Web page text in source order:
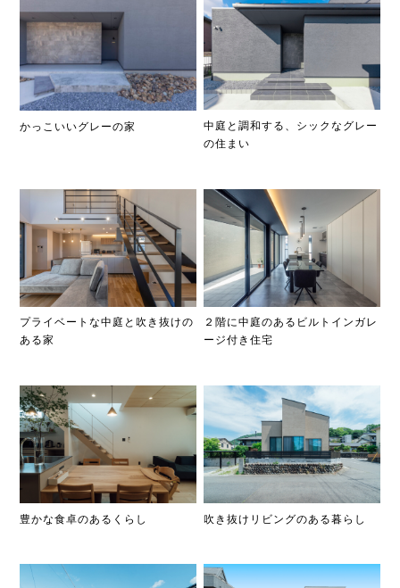
かっこいいグレーの家
中庭と調和する、シックなグレー
の住まい
プライベートな中庭と吹き抜けの
ある家
２階に中庭のあるビルトインガレ
ージ付き住宅
豊かな食卓のあるくらし 吹き抜けリビングのある暮らし